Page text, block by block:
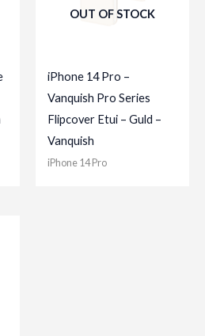
OUT OF STOCK
iPhone 14 Pro –
Vanquish Pro Series
Flipcover Etui – Guld –
Vanquish
iPhone 14 Pro